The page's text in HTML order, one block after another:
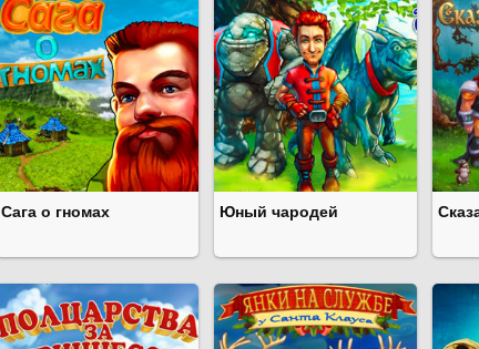
Сага о гномах Юный чародей